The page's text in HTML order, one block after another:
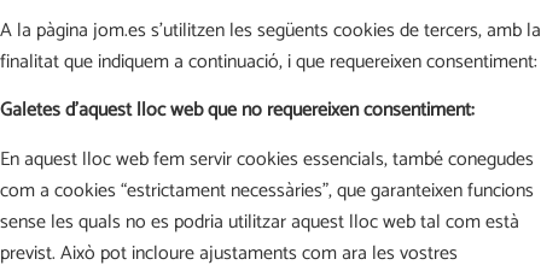
A la pàgina jom.es s'utilitzen les següents cookies de tercers, amb la
finalitat que indiquem a continuació, i que requereixen consentiment:
Galetes d'aquest lloc web que no requereixen consentiment:
En aquest lloc web fem servir cookies essencials, també conegudes
com a cookies “estrictament necessàries”, que garanteixen funcions
sense les quals no es podria utilitzar aquest lloc web tal com està
previst. Això pot incloure ajustaments com ara les vostres